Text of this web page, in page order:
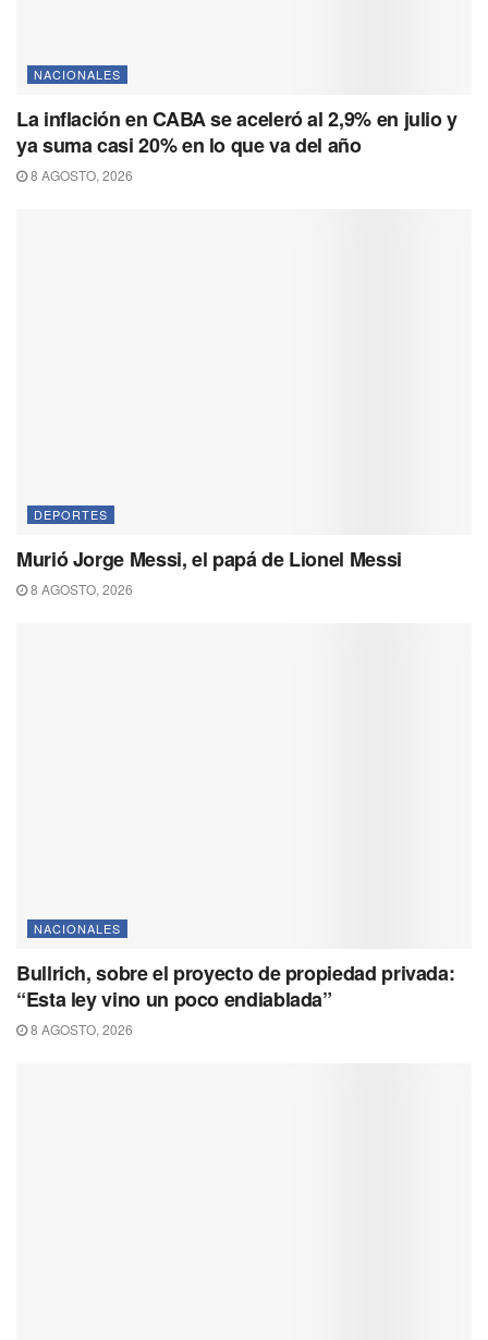
NACIONALES
La inflación en CABA se aceleró al 2,9% en julio y
ya suma casi 20% en lo que va del año
8 AGOSTO, 2026
DEPORTES
Murió Jorge Messi, el papá de Lionel Messi
8 AGOSTO, 2026
NACIONALES
Bullrich, sobre el proyecto de propiedad privada:
“Esta ley vino un poco endiablada”
8 AGOSTO, 2026